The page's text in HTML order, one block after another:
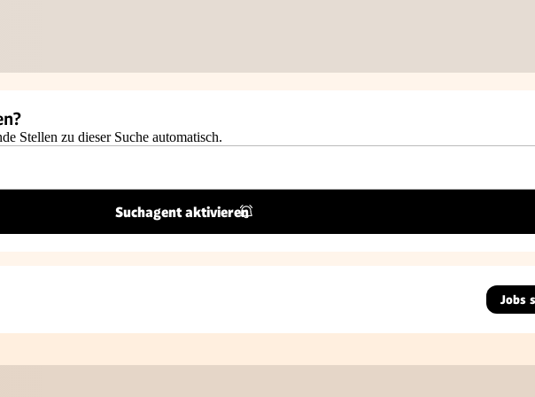
Stellen zu dieser Suche automatisch.
Suchagent aktivieren
Jobs